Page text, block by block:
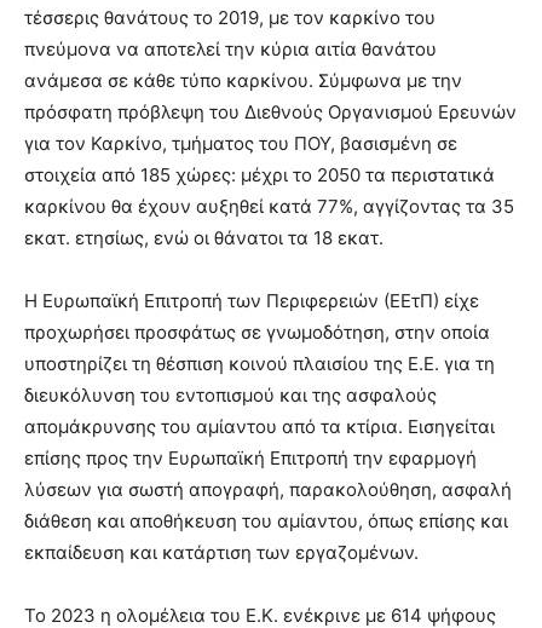
τέσσερις θανάτους το 2019, με τον καρκίνο του
πνεύμονα να αποτελεί την κύρια αιτία θανάτου
ανάμεσα σε κάθε τύπο καρκίνου. Σύμφωνα με την
πρόσφατη πρόβλεψη του Διεθνούς Οργανισμού Ερευνών
για τον Καρκίνο, τμήματος του ΠΟΥ, βασισμένη σε
στοιχεία από 185 χώρες: μέχρι το 2050 τα περιστατικά
καρκίνου θα έχουν αυξηθεί κατά 77%, αγγίζοντας τα 35
εκατ. ετησίως, ενώ οι θάνατοι τα 18 εκατ.
Η Ευρωπαϊκή Επιτροπή των Περιφερειών (ΕΕτΠ) είχε
προχωρήσει προσφάτως σε γνωμοδότηση, στην οποία
υποστηρίζει τη θέσπιση κοινού πλαισίου της Ε.Ε. για τη
διευκόλυνση του εντοπισμού και της ασφαλούς
απομάκρυνσης του αμίαντου από τα κτίρια. Εισηγείται
επίσης προς την Ευρωπαϊκή Επιτροπή την εφαρμογή
λύσεων για σωστή απογραφή, παρακολούθηση, ασφαλή
διάθεση και αποθήκευση του αμίαντου, όπως επίσης και
εκπαίδευση και κατάρτιση των εργαζομένων.
Το 2023 η ολομέλεια του Ε.Κ. ενέκρινε με 614 ψήφους